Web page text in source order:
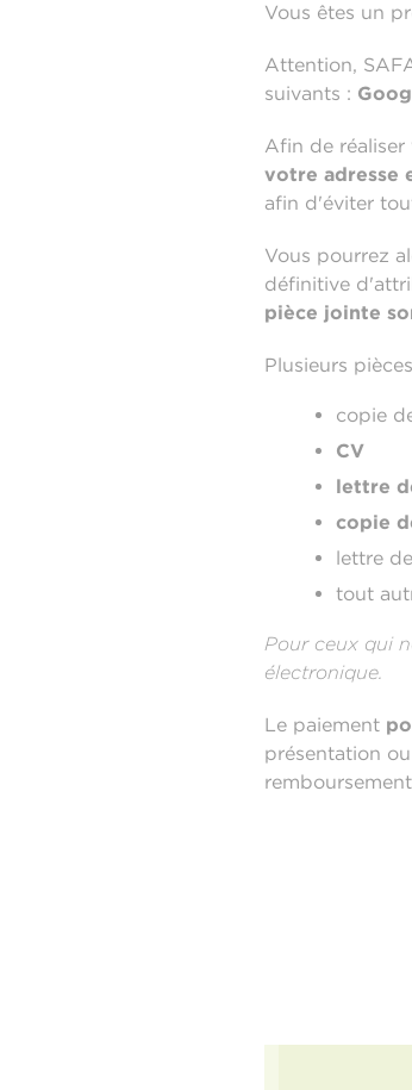
Vous êtes un
Attention,
suivants :
Afin de
votre adresse
afin d'éviter
Vous pourrez
définitive
pièce jointe
Plusieurs
copie
CV
lettre
copie
lettre
tout
Pour ceux qui
électronique.
Le paiement
présentation